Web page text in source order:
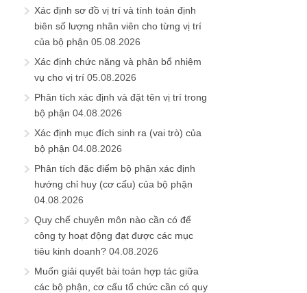
Xác định sơ đồ vị trí và tính toán định
biên số lượng nhân viên cho từng vị trí
của bộ phận 05.08.2026
Xác định chức năng và phân bổ nhiệm
vụ cho vị trí 05.08.2026
Phân tích xác định và đặt tên vị trí trong
bộ phận 04.08.2026
Xác định mục đích sinh ra (vai trò) của
bộ phận 04.08.2026
Phân tích đặc điểm bộ phận xác định
hướng chỉ huy (cơ cấu) của bộ phận
04.08.2026
Quy chế chuyên môn nào cần có để
công ty hoạt động đạt được các mục
tiêu kinh doanh? 04.08.2026
Muốn giải quyết bài toán hợp tác giữa
các bộ phận, cơ cấu tổ chức cần có quy